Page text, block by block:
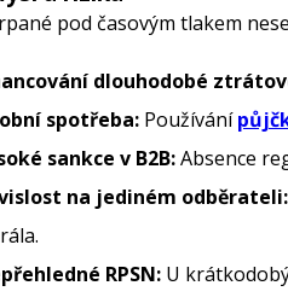
pod časovým tlakem
dlouhodobé
spotřeba: Používání
sankce v B2B:Absence
na jediném odběrateli:
RPSN: U